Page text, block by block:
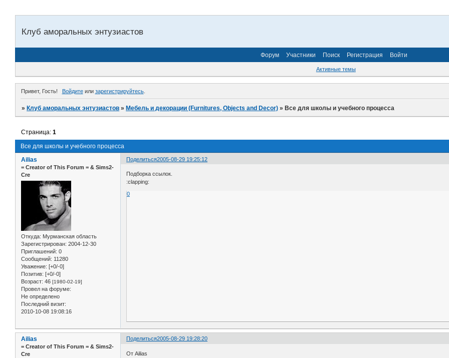
Клуб аморальных энтузиастов
Форум Участники Поиск Регистрация Войти
Активные темы
Привет, Гость! Войдитеили зарегистрируйтесь.
»Клуб аморальных энтузиастов »Мебель и декорации (Furnitures, Objects and Decor) »Все для школы и учебного процесса
Все для школы и учебного процесса
Страница:1
Поделиться2005-08-29 19:25:12
Ailias
= Сreator of This Forum = & Sims2-
Cre
Откуда: Мурманская область
Зарегистрирован: 2004-12-30
Приглашений: 0
Сообщений: 11280
Уважение: [+0/-0]
Позитив: [+0/-0]
Возраст: 46 [1980-02-19]
Провел на форуме:
Не определено
Последний визит:
2010-10-08 19:08:16
Подборка ссылок.
:clapping:
0
Поделиться2005-08-29 19:28:20
Ailias
= Сreator of This Forum = & Sims2-
Cre
От Ailias